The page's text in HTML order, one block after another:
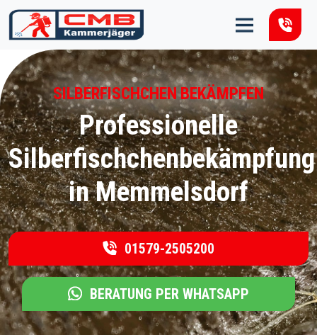
Zum Inhalt springen
SILBERFISCHCHEN BEKÄMPFEN
Professionelle
Silberfischchenbekämpfung
in Memmelsdorf
01579-2505200
BERATUNG PER WHATSAPP